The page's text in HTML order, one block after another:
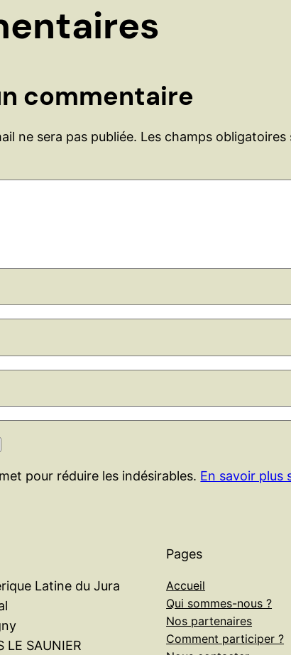
commentaire
ne sera pas publiée. Les champs
pour réduire les indésirables. En savoir plus
Latine du Jura
LE SAUNIER
Pages
Accueil
Qui sommes-nous ?
Nos partenaires
Comment participer ?